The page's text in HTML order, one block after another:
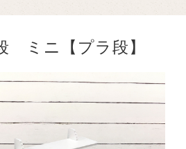
ミニ【プラ段】